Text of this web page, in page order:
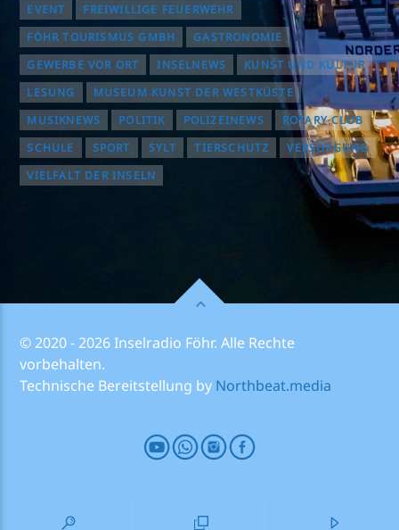
EVENT
FREIWILLIGE FEUERWEHR
FÖHR TOURISMUS GMBH
GASTRONOMIE
GEWERBE VOR ORT
INSELNEWS
KUNST UND KULTUR
LESUNG
MUSEUM KUNST DER WESTKÜSTE
MUSIKNEWS
POLITIK POLIZEINEWS
ROTARY CLUB
SCHULE
SPORT SYLT TIERSCHUTZ
VERSORGUNG
VIELFALT DER INSELN
© 2020 - 2026 Inselradio Föhr. Alle Rechte
vorbehalten.
Technische Bereitstellung by Northbeat.media